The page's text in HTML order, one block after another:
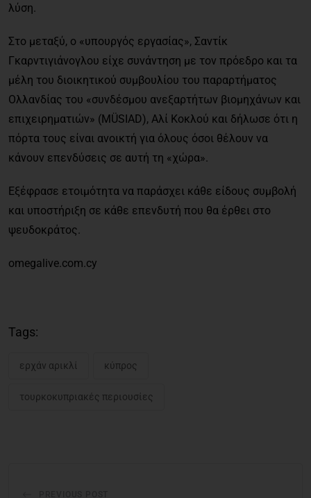
λύση.
Στο μεταξύ, ο «υπουργός εργασίας», Σαντίκ
Γκαρντιγιάνογλου είχε συνάντηση με τον πρόεδρο και τα
μέλη του διοικητικού συμβουλίου του παραρτήματος
Ολλανδίας του «συνδέσμου ανεξαρτήτων βιομηχάνων και
επιχειρηματιών» (MÜSIAD), Αλί Κοκλού και δήλωσε ότι η
πόρτα τους είναι ανοικτή για όλους όσοι θέλουν να
κάνουν επενδύσεις σε αυτή τη «χώρα».
Εξέφρασε ετοιμότητα να παράσχει κάθε είδους συμβολή
και υποστήριξη σε κάθε επενδυτή που θα έρθει στο
ψευδοκράτος.
omegalive.com.cy
Tags:
ερχάν αρικλί κύπρος
τουρκοκυπριακές περιουσίες